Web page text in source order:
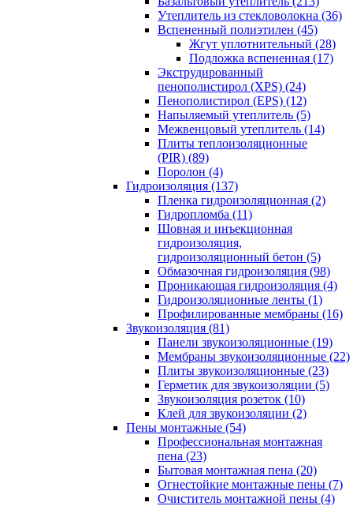
Утеплитель из стекловолокна (36)
Вспененный полиэтилен (45)
Жгут уплотнительный (28)
Подложка вспененная (17)
Экструдированный
пенополистирол (XPS) (24)
Пенополистирол (EPS) (12)
Напыляемый утеплитель (5)
Межвенцовый утеплитель (14)
Плиты теплоизоляционные
(PIR) (89)
Поролон (4)
Гидроизоляция (137)
Пленка гидроизоляционная (2)
Гидропломба (11)
Шовная и инъекционная
гидроизоляция,
гидроизоляционный бетон (5)
Обмазочная гидроизоляция (98)
Проникающая гидроизоляция (4)
Гидроизоляционные ленты (1)
Профилированные мембраны (16)
Звукоизоляция (81)
Панели звукоизоляционные (19)
Мембраны звукоизоляционные (22)
Плиты звукоизоляционные (23)
Герметик для звукоизоляции (5)
Звукоизоляция розеток (10)
Клей для звукоизоляции (2)
Пены монтажные (54)
Профессиональная монтажная
пена (23)
Бытовая монтажная пена (20)
Огнестойкие монтажные пены (7)
Очиститель монтажной пены (4)